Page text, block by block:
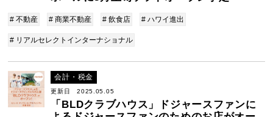
# 不動産 # 商業不動産 # 飲食店 # ハワイ進出
# リアルセレクトインターナショナル
会計・税金
更新日 2025.05.05
「BLDクラブハウス」ドジャースファンに